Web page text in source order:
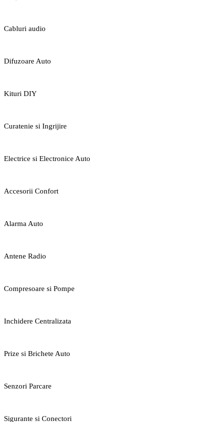
Cabluri audio
Difuzoare Auto
Kituri DIY
Curatenie si Ingrijire
Electrice si Electronice Auto
Accesorii Confort
Alarma Auto
Antene Radio
Compresoare si Pompe
Inchidere Centralizata
Prize si Brichete Auto
Senzori Parcare
Sigurante si Conectori